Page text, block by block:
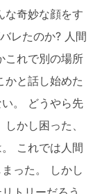
な奇妙な顔をす
レたのか? 人間
これで別の場所
かと話し始めた
。 どうやら先
かし困った、
これでは人間
った。 しかし